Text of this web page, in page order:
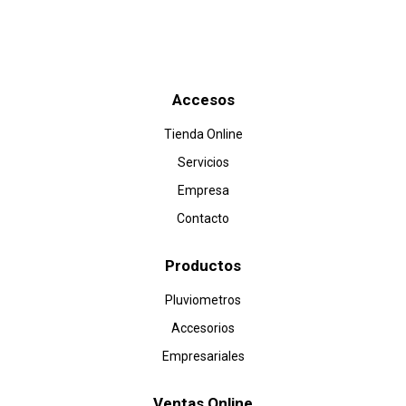
Accesos
Tienda Online
Servicios
Empresa
Contacto
Productos
Pluviometros
Accesorios
Empresariales